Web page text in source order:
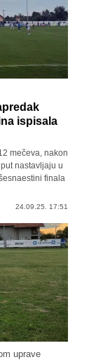
ispisala
mečeva, nakon
nastavljaju u
finala
24.09.25. 17:51
uprave